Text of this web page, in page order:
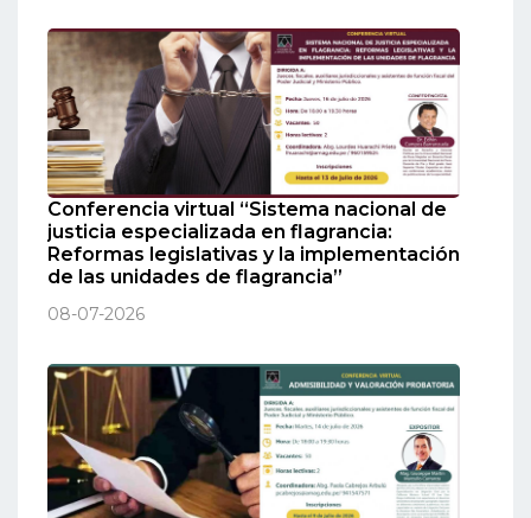
Conferencia virtual “Sistema nacional de
justicia especializada en flagrancia:
Reformas legislativas y la implementación
de las unidades de flagrancia”
08-07-2026